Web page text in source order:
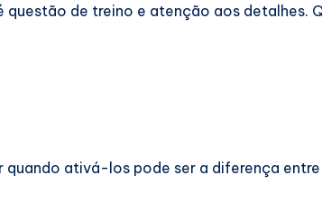
de treino e atenção aos detalhes.
ativá-los pode ser a diferença